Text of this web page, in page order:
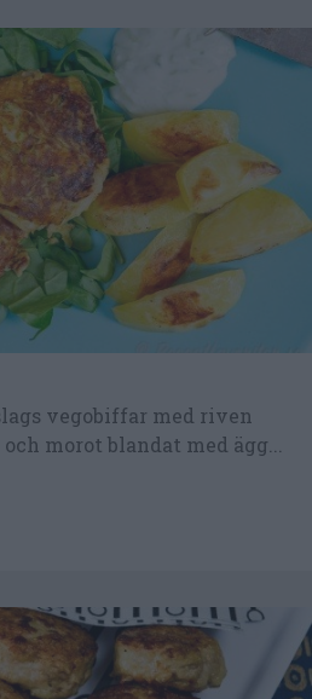
vegobiffar med riven
morot blandat med ägg...